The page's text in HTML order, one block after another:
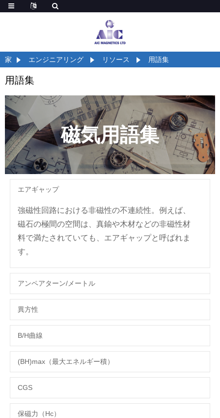
家 エンジニアリング リソース 用語集
用語集
磁気用語集
エアギャップ
強磁性回路における非磁性の不連続性。例えば、
磁石の極間の空間は、真鍮や木材などの非磁性​​材
料で満たされていても、エアギャップと呼ばれま
す。
アンペアターン/メートル
異方性
B/H曲線
(BH)max（最大エネルギー積）
CGS
保磁力（Hc）